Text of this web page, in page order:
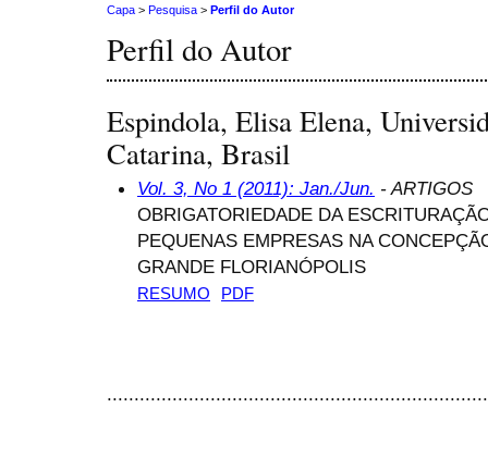
Capa > Pesquisa > Perfil do Autor
Perfil do Autor
Espindola, Elisa Elena,
Catarina, Brasil
Vol. 3, No 1 (2011): Jan./Jun. - ARTIGOS
OBRIGATORIEDADE DA
PEQUENAS EMPRESAS NA
GRANDE FLORIANÓPOLIS
RESUMO PDF